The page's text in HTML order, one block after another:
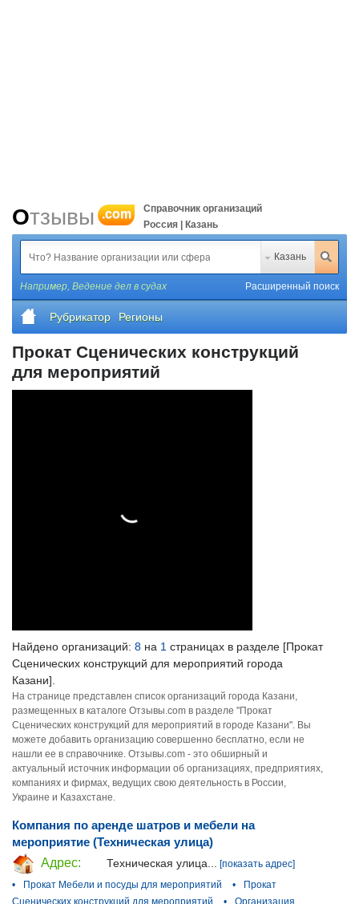
Отзывы .com
Справочник организаций
Россия | Казань
Казань
Например, Ведение дел в судах Расширенный поиск
Рубрикатор Регионы
Прокат Сценических конструкций
для мероприятий
Найдено организаций: 8 на 1 страницах в разделе [Прокат
Сценических конструкций для мероприятий города
Казани].
На странице представлен список организаций города Казани,
размещенных в каталоге Отзывы.com в разделе "Прокат
Сценических конструкций для мероприятий в городе Казани". Вы
можете добавить организацию совершенно бесплатно, если не
нашли ее в справочнике. Отзывы.com - это обширный и
актуальный источник информации об организациях, предприятиях,
компаниях и фирмах, ведущих свою деятельность в России,
Украине и Казахстане.
Компания по аренде шатров и мебели на
мероприятие (Техническая улица)
Адрес:
Техническая улица...
[показать адрес]
•
Прокат Мебели и посуды для мероприятий •
Прокат
Сценических конструкций для мероприятий
•
Организация